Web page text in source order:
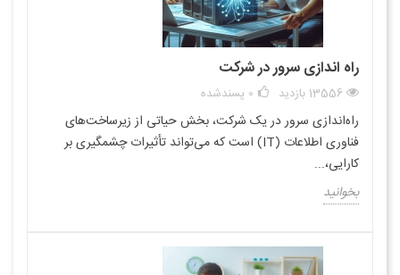
راه اندازی سرور در شرکت
13556 بازدید 0 پسندشده
راه‌اندازی سرور در یک شرکت، بخش حیاتی از زیرساخت‌های
فناوری اطلاعات (IT) است که می‌تواند تأثیرات چشمگیری بر
کارایی،...
بخوانید